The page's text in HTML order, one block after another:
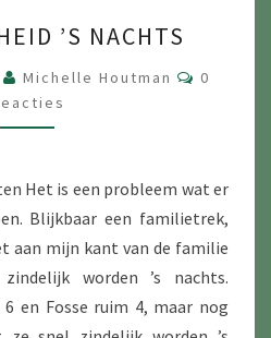
’S
NACHTS
’S NACHTS
Michelle Houtman Reacties
0
Het is een probleem wat er
Blijkbaar een familietrek,
aan mijn kant van de familie
worden ’s nachts.
en Fosse ruim 4, maar nog